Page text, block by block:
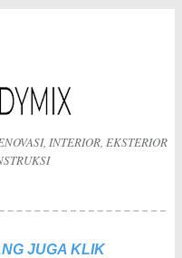
INTERIOR, EKSTERIOR
JUGA KLIK